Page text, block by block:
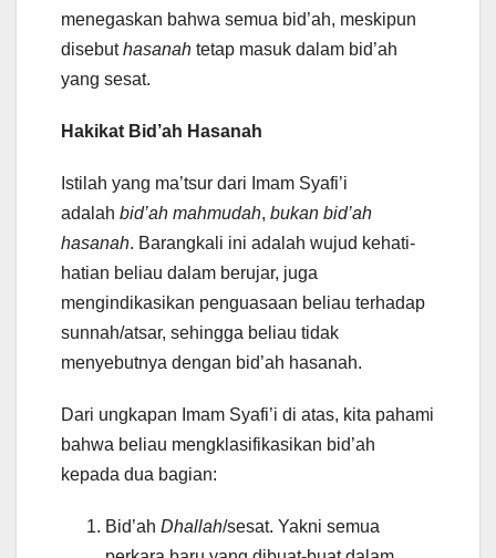
menegaskan bahwa semua bid’ah, meskipun
disebuthasanah tetap masuk dalam bid’ah
yang sesat.
Hakikat Bid’ah Hasanah
Istilah yang ma’tsur dari Imam Syafi’i
adalah bid’ah mahmudah, bukan bid’ah
hasanah. Barangkali ini adalah wujud kehati-
hatian beliau dalam berujar, juga
mengindikasikan penguasaan beliau terhadap
sunnah/atsar, sehingga beliau tidak
menyebutnya dengan bid’ah hasanah.
Dari ungkapan Imam Syafi’i di atas, kita pahami
bahwa beliau mengklasifikasikan bid’ah
kepada dua bagian:
Bid’ah Dhallah/sesat. Yakni semua